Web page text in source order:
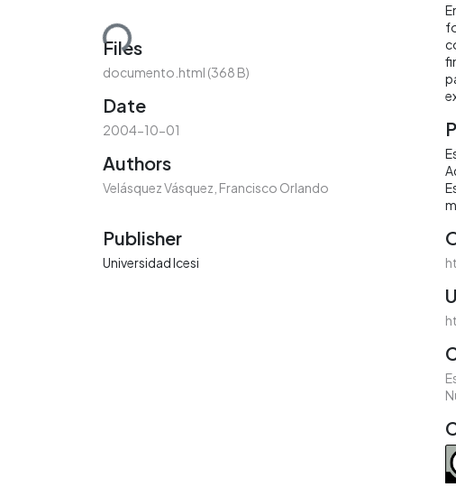
Loading...
Files
documento.html (368 B)
Date
2004-10-01
Authors
Velásquez Vásquez, Francisco Orlando
Publisher
Universidad Icesi